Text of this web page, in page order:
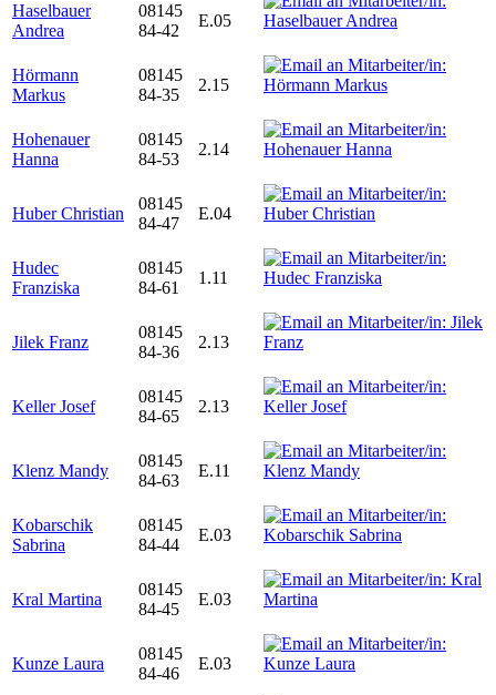
Haselbauer
Andrea
08145
84-42
E.05
Hörmann
Markus
08145
84-35
2.15
Hohenauer
Hanna
08145
84-53
2.14
Huber Christian
08145
84-47
E.04
Hudec
Franziska
08145
84-61
1.11
Jilek Franz
08145
84-36
2.13
Keller Josef
08145
84-65
2.13
Klenz Mandy
08145
84-63
E.11
Kobarschik
Sabrina
08145
84-44
E.03
Kral Martina
08145
84-45
E.03
Kunze Laura
08145
84-46
E.03